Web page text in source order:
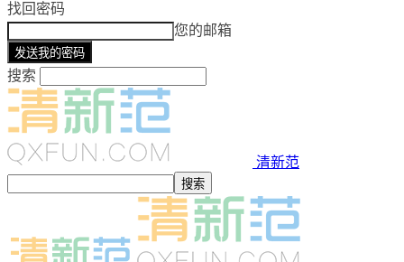
找回密码
您的邮箱
搜索
清新范